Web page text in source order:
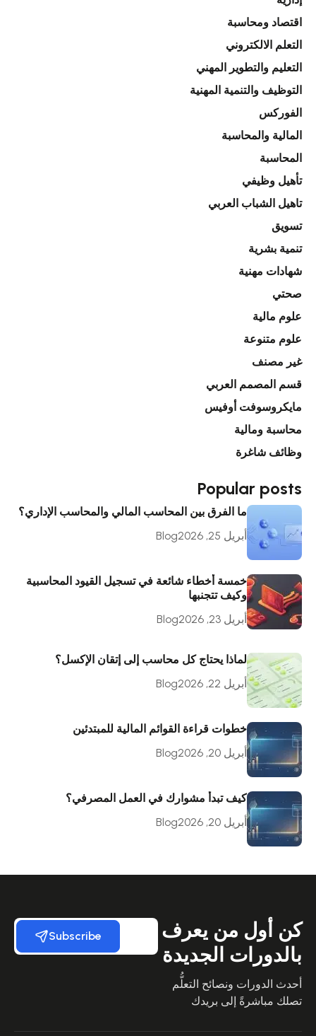
اقتصاد ومحاسبة
التعلم الالكتروني
التعليم والتطوير المهني
التوظيف والتنمية المهنية
الفوركس
المالية والمحاسبة
المحاسبة
تأهيل وظيفي
تاهيل الشباب العربي
تسويق
تنمية بشرية
شهادات مهنية
صحتي
علوم مالية
علوم متنوعة
غير مصنف
قسم المصمم العربي
مايكروسوفت أوفيس
محاسبة ومالية
وظائف شاغرة
Popular posts
ما الفرق بين المحاسب المالي والمحاسب الإداري؟
أبريل 25, 2026
Blog
خمسة أخطاء شائعة في تسجيل القيود المحاسبية
وكيف تتجنبها
أبريل 23, 2026
Blog
لماذا يحتاج كل محاسب إلى إتقان الإكسل؟
أبريل 22, 2026
Blog
خطوات قراءة القوائم المالية للمبتدئين
أبريل 20, 2026
Blog
كيف تبدأ مشوارك في العمل المصرفي؟
أبريل 20, 2026
Blog
كن أول من يعرف
بالدورات الجديدة
أحدث الدورات ونصائح التعلُّم
تصلك مباشرةً إلى بريدك
Subscribe